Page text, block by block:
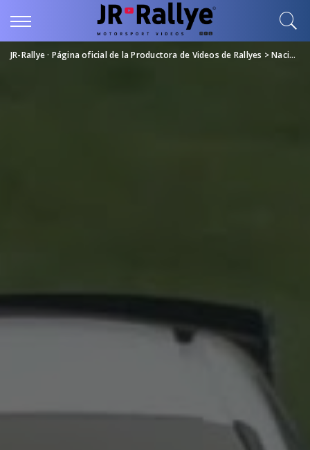
JR-Rallye · Página oficial de la Productora de Videos de Rallyes >Nacional